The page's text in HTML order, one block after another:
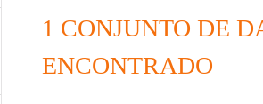
1 CONJUNTO DE
ENCONTRADO